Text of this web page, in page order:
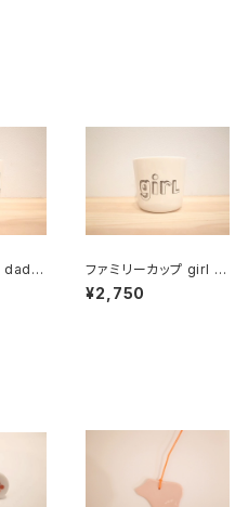
ファミリーカップ girl /
女の子
¥2,750